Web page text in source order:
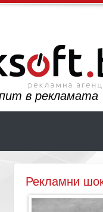
в рекламата
Рекламни